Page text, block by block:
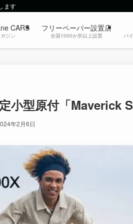
ます
CARS
ジン
フリーペーパー設置店
全国1000か所以上設置 バ
小型原付「Maverick
年2月6日